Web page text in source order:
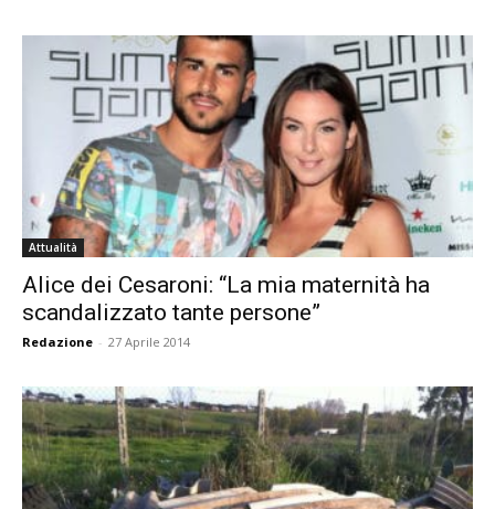
Attualità
Alice dei Cesaroni: “La mia maternità ha
scandalizzato tante persone”
Redazione - 27 Aprile 2014